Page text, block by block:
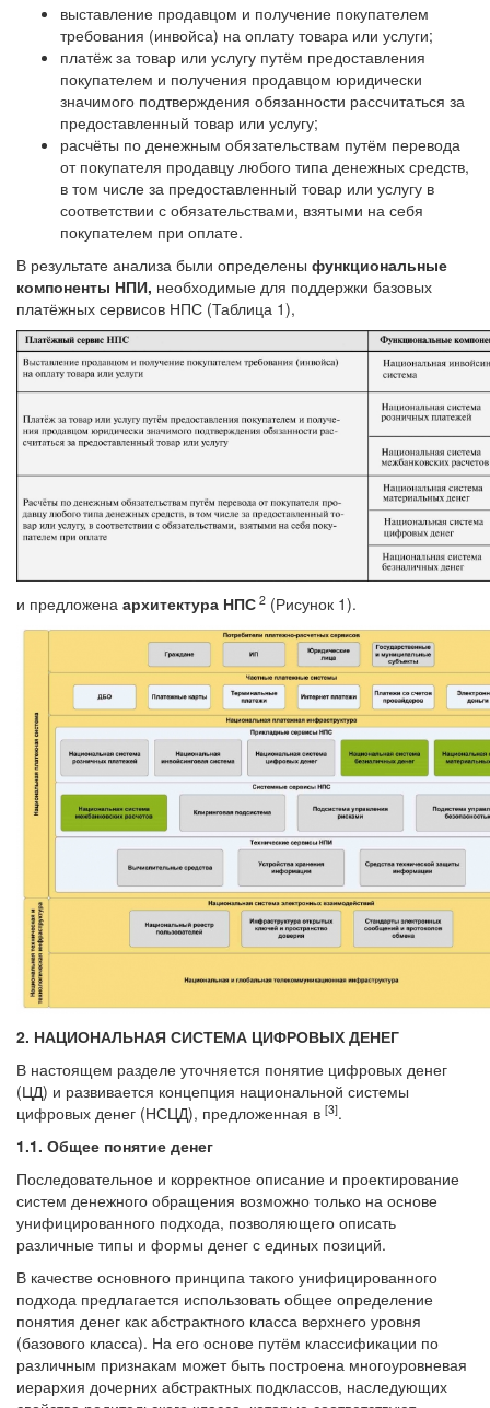
выставление продавцом и получение покупателем
требования (инвойса) на оплату товара или услуги;
платёж за товар или услугу путём предоставления
покупателем и получения продавцом юридически
значимого подтверждения обязанности рассчитаться за
предоставленный товар или услугу;
расчёты по денежным обязательствам путём перевода
от покупателя продавцу любого типа денежных средств,
в том числе за предоставленный товар или услугу в
соответствии с обязательствами, взятыми на себя
покупателем при оплате.
В результате анализа были определены функциональные
компоненты НПИ, необходимые для поддержки базовых
платёжных сервисов НПС (Таблица 1),
и предложена архитектура НПС 2 (Рисунок 1).
2. НАЦИОНАЛЬНАЯ СИСТЕМА ЦИФРОВЫХ ДЕНЕГ
В настоящем разделе уточняется понятие цифровых денег
(ЦД) и развивается концепция национальной системы
цифровых денег (НСЦД), предложенная в [3].
1.1. Общее понятие денег
Последовательное и корректное описание и проектирование
систем денежного обращения возможно только на основе
унифицированного подхода, позволяющего описать
различные типы и формы денег с единых позиций.
В качестве основного принципа такого унифицированного
подхода предлагается использовать общее определение
понятия денег как абстрактного класса верхнего уровня
(базового класса). На его основе путём классификации по
различным признакам может быть построена многоуровневая
иерархия дочерних абстрактных подклассов, наследующих